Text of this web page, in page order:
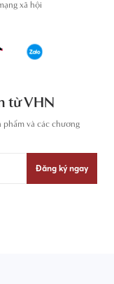
xã hội
từ VHN
và các chương
Đăng ký ngay